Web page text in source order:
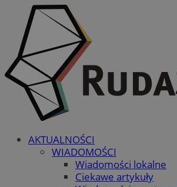
AKTUALNOŚCI
WIADOMOŚCI
Wiadomości lokalne
Ciekawe artykuły